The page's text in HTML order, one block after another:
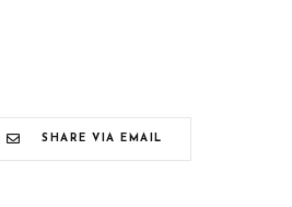
SHARE VIA EMAIL